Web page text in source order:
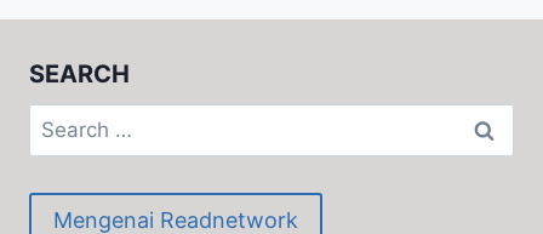
SEARCH
Search
for:
Mengenai Readnetwork